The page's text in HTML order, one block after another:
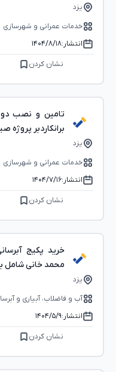
یزد
خدمات عمرانی و شهرسازی
انتشار:۱۴۰۴/۸/۱۸
نشان کردن
برانکاردبر پروژه
یزد
خدمات عمرانی و شهرسازی
انتشار:۱۴۰۴/۷/۱۶
نشان کردن
محمد خانی شامل
یزد
آب و فاضلاب، آبیاری و
سیستم‌های ایمنی و
انتشار:۱۴۰۴/۵/۹
نشان کردن